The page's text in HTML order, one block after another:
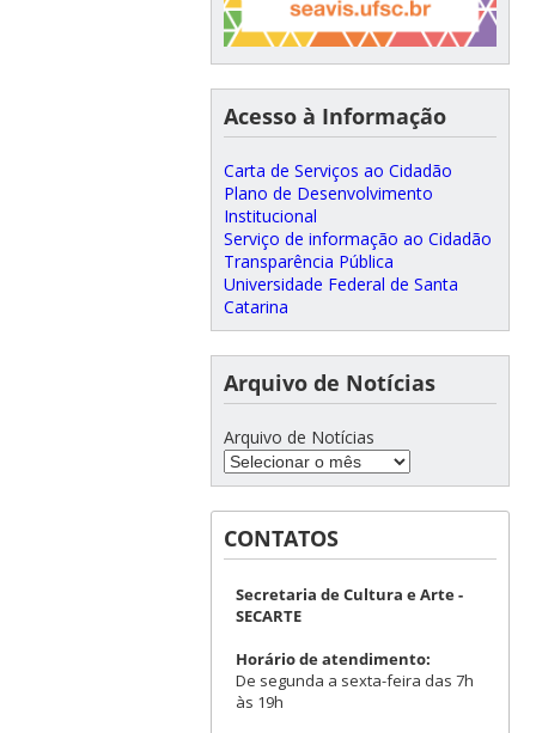
Acesso à Informação
Carta de Serviços ao Cidadão
Plano de Desenvolvimento
Institucional
Serviço de informação ao Cidadão
Transparência Pública
Universidade Federal de Santa
Catarina
Arquivo de Notícias
Arquivo de Notícias
CONTATOS
Secretaria de Cultura e Arte -
SECARTE
Horário de atendimento:
De segunda a sexta-feira das 7h
às 19h